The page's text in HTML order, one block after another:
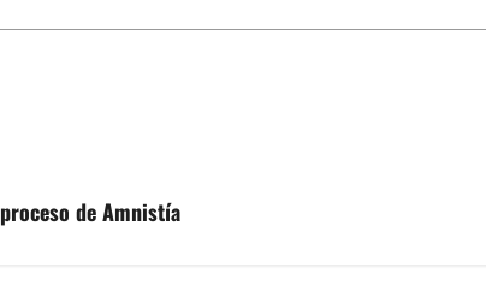
de Amnistía